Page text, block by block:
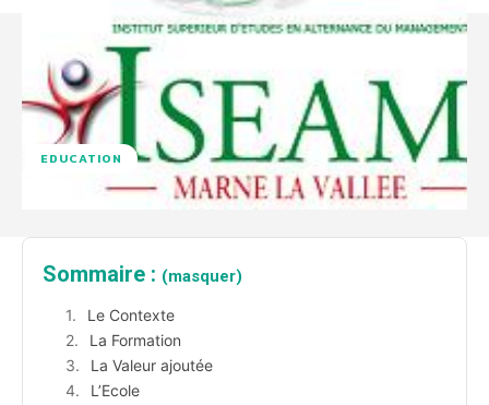
EDUCATION
Sommaire : (masquer)
Le Contexte
La Formation
La Valeur ajoutée
L’Ecole